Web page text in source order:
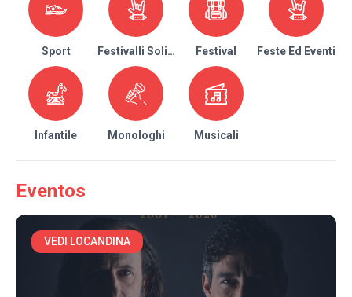
Sport Festivalli Solidari Festival Feste Ed Eventi
Infantile Monologhi Musicali
Eventos
VEDI LOCANDINA